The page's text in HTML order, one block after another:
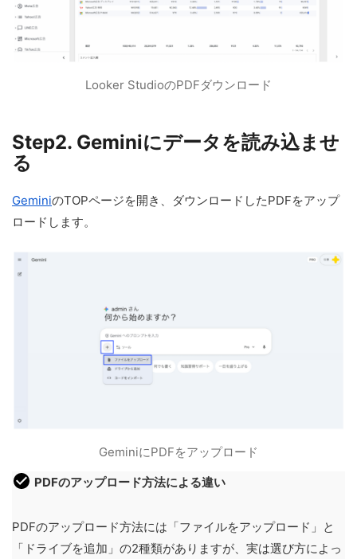
Looker StudioのPDFダウンロード
Step2. Geminiにデータを読み込ませ
る
GeminiのTOPページを開き、ダウンロードしたPDFをアップ
ロードします。
GeminiにPDFをアップロード
PDFのアップロード方法による違い
PDFのアップロード方法には「ファイルをアップロード」と
「ドライブを追加」の2種類がありますが、実は選び方によっ